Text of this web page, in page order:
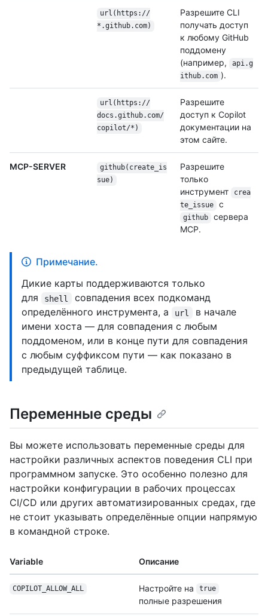
url(https://
*.github.com)
Разрешите CLI
получать доступ
к любому GitHub
поддомену
(например,
api.g
ithub.com ).
url(https://
docs.github.com/
copilot/*)
Разрешите
доступ к Copilot
документации на
этом сайте.
MCP-SERVER
github(create_is
sue)
Разрешите
только
инструмент
crea
te_issue
с
github
сервера
MCP.
Примечание.
Дикие карты поддерживаются только
для
shell
совпадения всех подкоманд
определённого инструмента, а
url
в начале
имени хоста — для совпадения с любым
поддоменом, или в конце пути для совпадения
с любым суффиксом пути — как показано в
предыдущей таблице.
Переменные среды
Вы можете использовать переменные среды для
настройки различных аспектов поведения CLI при
программном запуске. Это особенно полезно для
настройки конфигурации в рабочих процессах
CI/CD или других автоматизированных средах, где
не стоит указывать определённые опции напрямую
в командной строке.
Variable Описание
COPILOT_ALLOW_ALL Настройте на true
полные разрешения